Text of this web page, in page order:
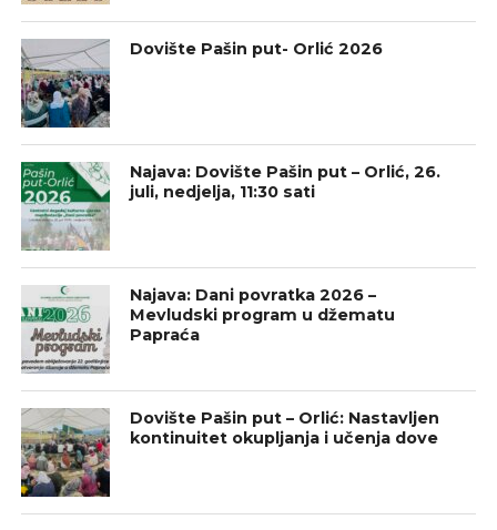
Dovište Pašin put- Orlić 2026
Najava: Dovište Pašin put – Orlić, 26.
juli, nedjelja, 11:30 sati
Najava: Dani povratka 2026 –
Mevludski program u džematu
Papraća
Dovište Pašin put – Orlić: Nastavljen
kontinuitet okupljanja i učenja dove